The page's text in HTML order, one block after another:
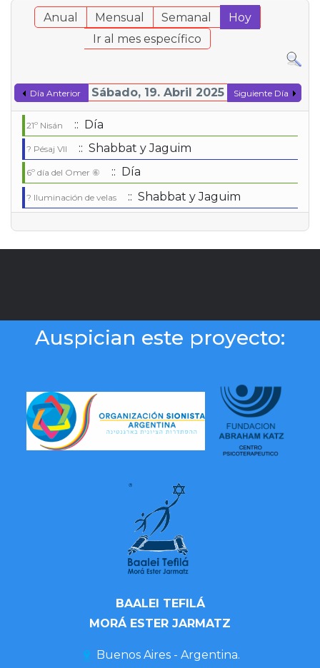
Anual Mensual Semanal
Hoy
Ir al mes específico
Día Anterior Sábado, 19. Abril 2025 Siguiente Día
21º Nisán :: Día
? Pésaj VII :: Shabbat y Jaguim
6º día del Omer ⑥ :: Día
?️ Iluminación de velas :: Shabbat y Jaguim
Auspician este proyecto:
BAALEI TEFILÁ
MORÁ ESTER JARMATZ
Buenos Aires - Argentina.